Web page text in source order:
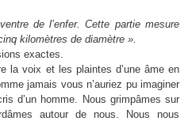
de l’enfer. Cette partie mesure
kilomètres de diamètre ».
exactes.
la voix et les plaintes d’une âme en
jamais vous n’auriez pu imaginer
d’un homme. Nous grimpâmes sur
autour de nous. Nous nous